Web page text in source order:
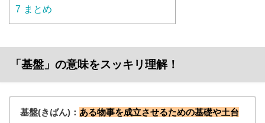
7 まとめ
「基盤」の意味をスッキリ理解！
基盤(きばん)： ある物事を成立させるための基礎や土台